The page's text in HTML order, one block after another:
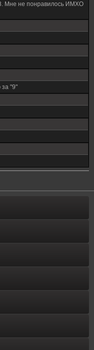
Мне не понравилось ИМХО
"9"